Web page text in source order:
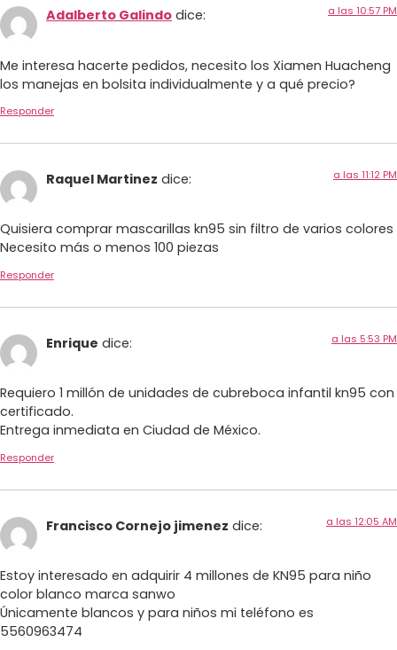
Adalberto Galindo dice: a las 10:57 PM
Me interesa hacerte pedidos, necesito los Xiamen Huacheng
los manejas en bolsita individualmente y a qué precio?
Responder
Raquel Martinez dice: a las 11:12 PM
Quisiera comprar mascarillas kn95 sin filtro de varios colores
Necesito más o menos 100 piezas
Responder
Enrique dice: a las 5:53 PM
Requiero 1 millón de unidades de cubreboca infantil kn95 con
certificado.
Entrega inmediata en Ciudad de México.
Responder
Francisco Cornejo jimenez dice: a las 12:05 AM
Estoy interesado en adquirir 4 millones de KN95 para niño
color blanco marca sanwo
Únicamente blancos y para niños mi teléfono es
5560963474